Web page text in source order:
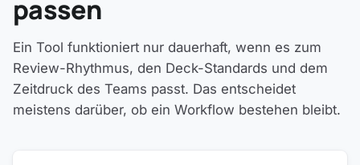
passen
Ein Tool funktioniert nur dauerhaft, wenn es zum
Review-Rhythmus, den Deck-Standards und dem
Zeitdruck des Teams passt. Das entscheidet
meistens darüber, ob ein Workflow bestehen bleibt.